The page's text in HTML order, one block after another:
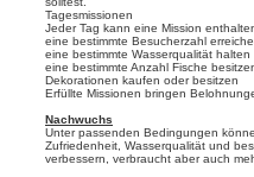
Tagesmissionen
Jeder Tag kann eine Mission
eine bestimmte Besucherzahl
eine bestimmte Wasserqualität halten
eine bestimmte Anzahl Fische
Dekorationen kaufen oder besitzen
Erfüllte Missionen bringen
Nachwuchs
Unter passenden Bedingungen
Zufriedenheit, Wasserqualität und
verbessern, verbraucht aber auch